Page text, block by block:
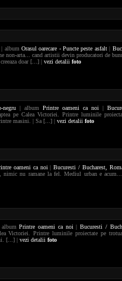
albumOrasul oarecare - Puncte peste asfalt|
non-arta... cand artistii devin producatori de
doar [...] | vezi detalii foto
negru| album Printre oameni ca noi |
pe Calea Victoriei. Printre luminile
masini. | Sa [...] | vezi detalii foto
oameni ca noi |Bucuresti / Bucharest,
nimic nu ramane la fel. Mediul urban e
albumPrintre oameni ca noi | Bucuresti /
Victoriei. Printre luminile proiectate pe
[...] | vezi detalii foto